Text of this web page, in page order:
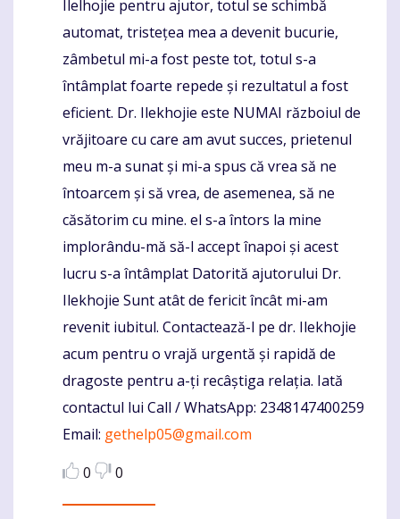
Ilelhojie pentru ajutor, totul se schimbă
automat, tristețea mea a devenit bucurie,
zâmbetul mi-a fost peste tot, totul s-a
întâmplat foarte repede și rezultatul a fost
eficient. Dr. Ilekhojie este NUMAI războiul de
vrăjitoare cu care am avut succes, prietenul
meu m-a sunat și mi-a spus că vrea să ne
întoarcem și să vrea, de asemenea, să ne
căsătorim cu mine. el s-a întors la mine
implorându-mă să-l accept înapoi și acest
lucru s-a întâmplat Datorită ajutorului Dr.
Ilekhojie Sunt atât de fericit încât mi-am
revenit iubitul. Contactează-l pe dr. Ilekhojie
acum pentru o vrajă urgentă și rapidă de
dragoste pentru a-ți recâștiga relația. Iată
contactul lui Call / WhatsApp: 2348147400259
Email: gethelp05@gmail.com
0
0